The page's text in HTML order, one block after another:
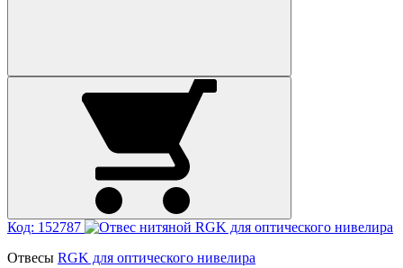
Код: 152787
Отвесы RGK для оптического нивелира